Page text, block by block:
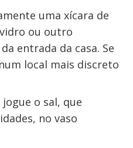
uma xícara de
ou outro
entrada da casa. Se
local mais discreto
o sal, que
no vaso